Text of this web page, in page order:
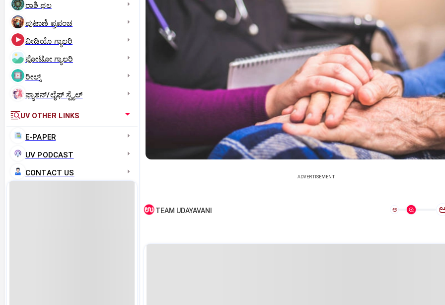
ರಾಶಿ ಫಲ
ಪುಟಾಣಿ ಪ್ರಪಂಚ
ವೀಡಿಯೊ ಗ್ಯಾಲರಿ
ಫೋಟೋ ಗ್ಯಾಲರಿ
ರೀಲ್ಸ್
ಫ್ಯಾಶನ್/ಲೈಫ್‌ ಸ್ಟೈಲ್
UV OTHER LINKS
E-PAPER
UV PODCAST
CONTACT US
ADVERTISEMENT
TEAM UDAYAVANI ಅ